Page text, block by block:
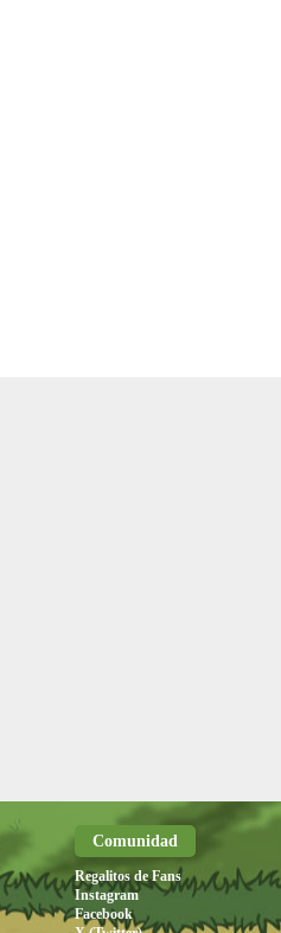
Comunidad
Regalitos de Fans
Instagram
Facebook